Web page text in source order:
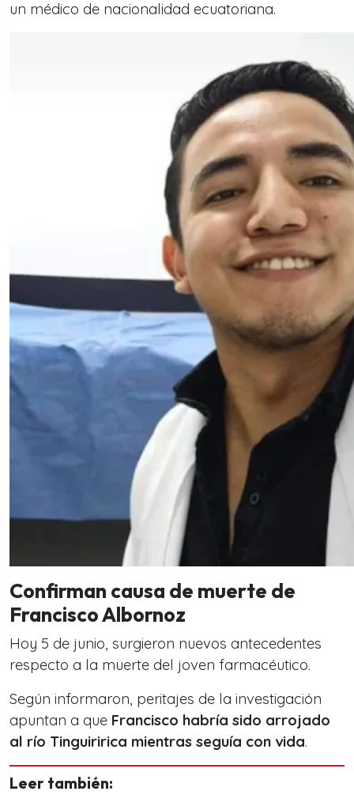
un médico de nacionalidad ecuatoriana.
Confirman causa de muerte de
Francisco Albornoz
Hoy 5 de junio, surgieron nuevos antecedentes
respecto a la muerte del joven farmacéutico.
Según informaron, peritajes de la investigación
apuntan a que Francisco habría sido arrojado
al río Tinguiririca mientras seguía con vida.
Leer también: